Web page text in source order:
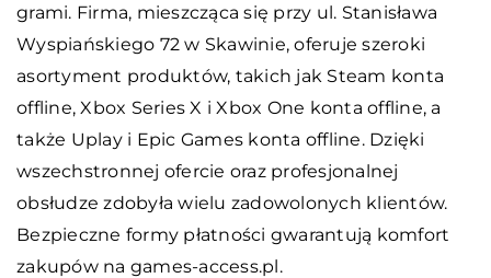
grami. Firma, mieszcząca się przy ul. Stanisława
Wyspiańskiego 72 w Skawinie, oferuje szeroki
asortyment produktów, takich jak Steam konta
offline, Xbox Series X i Xbox One konta offline, a
także Uplay i Epic Games konta offline. Dzięki
wszechstronnej ofercie oraz profesjonalnej
obsłudze zdobyła wielu zadowolonych klientów.
Bezpieczne formy płatności gwarantują komfort
zakupów na games-access.pl.